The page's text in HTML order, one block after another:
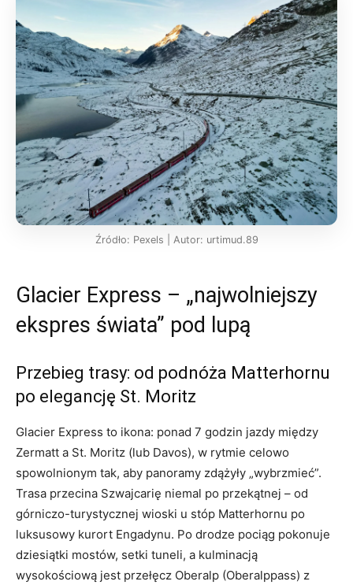
Źródło: Pexels | Autor: urtimud.89
Glacier Express – „najwolniejszy
ekspres świata” pod lupą
Przebieg trasy: od podnóża Matterhornu
po elegancję St. Moritz
Glacier Express to ikona: ponad 7 godzin jazdy między
Zermatt a St. Moritz (lub Davos), w rytmie celowo
spowolnionym tak, aby panoramy zdążyły „wybrzmieć”.
Trasa przecina Szwajcarię niemal po przekątnej – od
górniczo-turystycznej wioski u stóp Matterhornu po
luksusowy kurort Engadynu. Po drodze pociąg pokonuje
dziesiątki mostów, setki tuneli, a kulminacją
wysokościową jest przełęcz Oberalp (Oberalppass) z